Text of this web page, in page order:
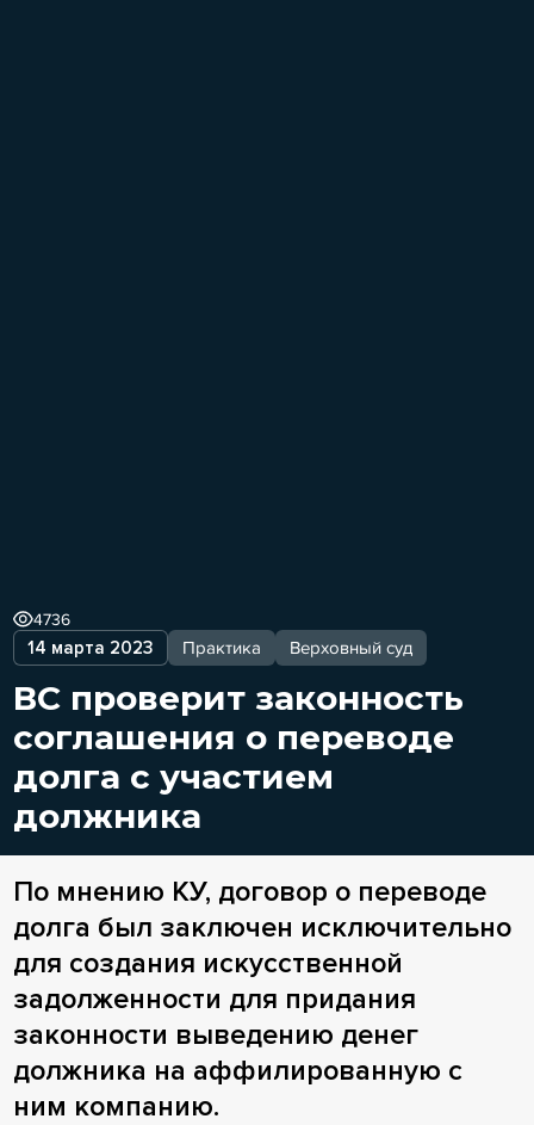
14 марта 2023 Практика Верховный суд
4736
ВС проверит законность
соглашения о переводе
долга с участием
должника
По мнению КУ, договор о переводе
долга был заключен исключительно
для создания искусственной
задолженности для придания
законности выведению денег
должника на аффилированную с
ним компанию.